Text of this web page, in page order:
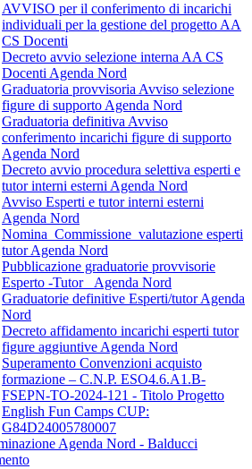
AVVISO per il conferimento di incarichi
individuali per la gestione del progetto AA
CS Docenti
Decreto avvio selezione interna AA CS
Docenti Agenda Nord
Graduatoria provvisoria Avviso selezione
figure di supporto Agenda Nord
Graduatoria definitiva Avviso
conferimento incarichi figure di supporto
Agenda Nord
Decreto avvio procedura selettiva esperti e
tutor interni esterni Agenda Nord
Avviso Esperti e tutor interni esterni
Agenda Nord
Nomina_Commissione_valutazione esperti
tutor Agenda Nord
Pubblicazione graduatorie provvisorie
Esperto -Tutor _Agenda Nord
Graduatorie definitive Esperti/tutor Agenda
Nord
Decreto affidamento incarichi esperti tutor
figure aggiuntive Agenda Nord
Superamento Convenzioni acquisto
formazione – C.N.P. ESO4.6.A1.B-
FSEPN-TO-2024-121 - Titolo Progetto
English Fun Camps CUP:
G84D24005780007
Agenda Nord - Balducci